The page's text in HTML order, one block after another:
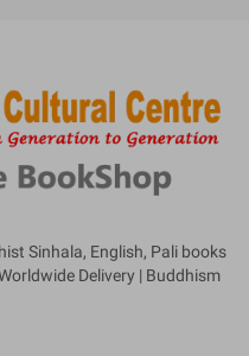
Sinhala, English, Pali books
Delivery | Buddhism